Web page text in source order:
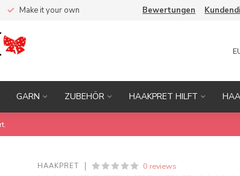
Make it your own Bewertungen
GARN ZUBEHÖR HAAKPRET HILFT
HAAKPRET 0 reviews